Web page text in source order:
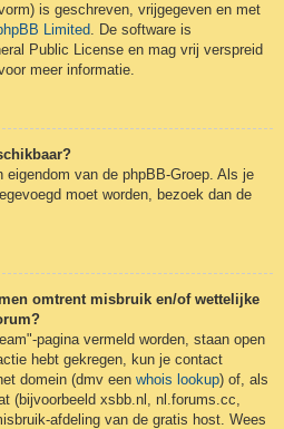
is geschreven, vrijgegeven en met
Limited. De software is
Public License en mag vrij verspreid
meer informatie.
eigendom van de phpBB-Groep. Als je
moet worden, bezoek dan de
omtrent misbruik en/of wettelijke
pagina vermeld worden, staan open
hebt gekregen, kun je contact
domein (dmv een whois lookup) of, als
(bijvoorbeeld xsbb.nl, nl.forums.cc,
afdeling van de gratis host. Wees